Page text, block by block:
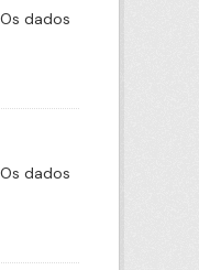
dados
dados